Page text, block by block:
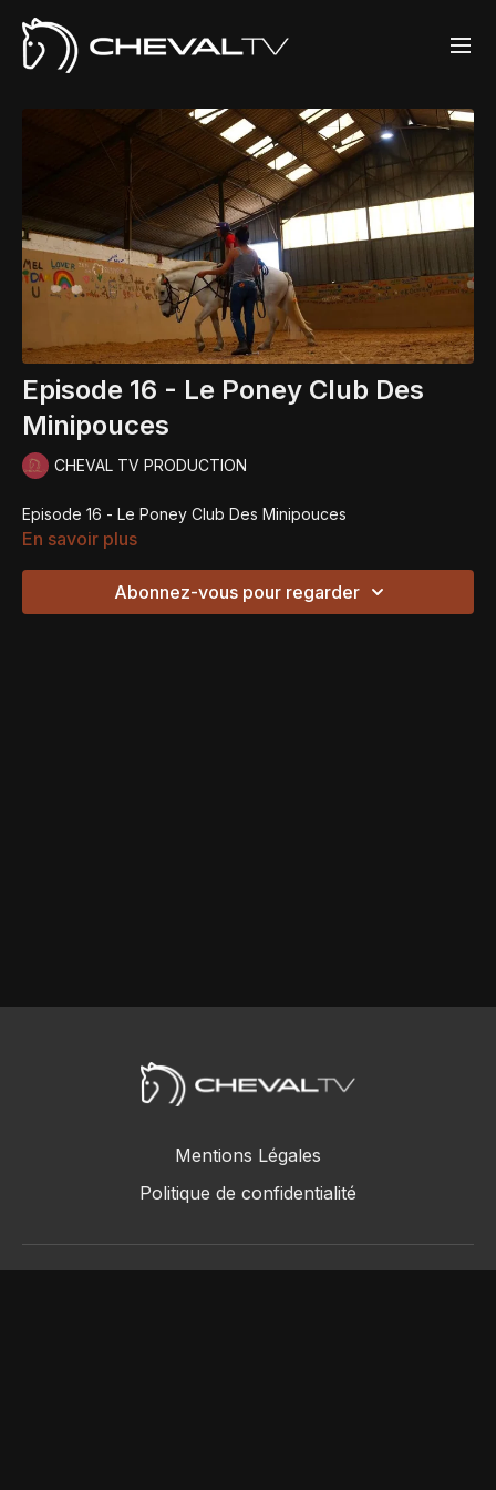
Episode 16 - Le Poney Club Des
Minipouces
CHEVAL TV PRODUCTION
Episode 16 - Le Poney Club Des Minipouces
En savoir plus
Abonnez-vous pour regarder
Mentions Légales
Politique de confidentialité